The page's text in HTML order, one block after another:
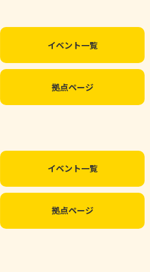
イベント一覧
拠点ページ
イベント一覧
拠点ページ